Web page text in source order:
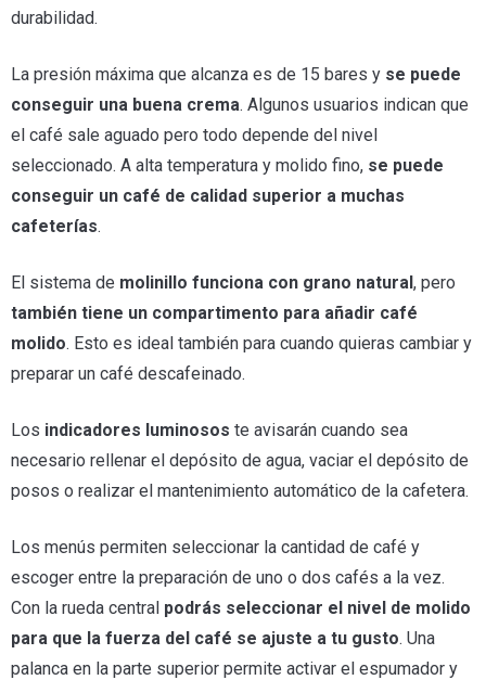
durabilidad.
La presión máxima que alcanza es de 15 bares y se puede
conseguir una buena crema. Algunos usuarios indican que
el café sale aguado pero todo depende del nivel
seleccionado. A alta temperatura y molido fino, se puede
conseguir un café de calidad superior a muchas
cafeterías.
El sistema de molinillo funciona con grano natural, pero
también tiene un compartimento para añadir café
molido. Esto es ideal también para cuando quieras cambiar y
preparar un café descafeinado.
Los indicadores luminosos te avisarán cuando sea
necesario rellenar el depósito de agua, vaciar el depósito de
posos o realizar el mantenimiento automático de la cafetera.
Los menús permiten seleccionar la cantidad de café y
escoger entre la preparación de uno o dos cafés a la vez.
Con la rueda central podrás seleccionar el nivel de molido
para que la fuerza del café se ajuste a tu gusto. Una
palanca en la parte superior permite activar el espumador y